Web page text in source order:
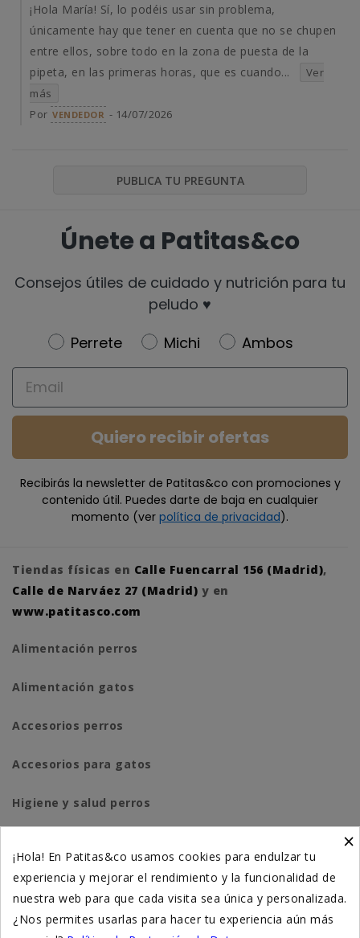
¡Hola María! Sí, lo podéis usar sin problema,
únicamente hay que tener en cuenta que no se chupen
entre ellos, sobre todo en la zona de puesta de la
pipeta, en las primeras horas, que es cuando...
Ver
más
Por VENDEDOR - 14/07/2026
PUBLICA TU PREGUNTA
Únete a Patitas&co
Consejos útiles de cuidado y nutrición para tu
peludo ♥️
Newsletter
Perrete Michi
Ambos
Email
Quiero recibir ofertas
Recibirás la newsletter de Patitas&co con promociones y
contenido útil. Puedes darte de baja en cualquier
momento (ver política de privacidad).
Tiendas físicas en Calle Fuencarral 156 (Madrid),
Calle de Narváez 27 (Madrid) y en
www.patitasco.com
Alimentación perros
Alimentación gatos
Accesorios perros
Accesorios para gatos
Higiene y salud perros
Suplementación natural
Otros
×
¡Hola! En Patitas&co usamos cookies para endulzar tu
experiencia y mejorar el rendimiento y la funcionalidad de
nuestra web para que cada visita sea única y personalizada.
¿Nos permites usarlas para hacer tu experiencia aún más